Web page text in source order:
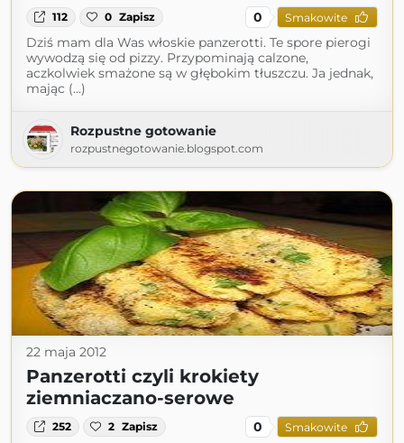
112 0 Zapisz 0 Smakowite
Dziś mam dla Was włoskie panzerotti. Te spore pierogi
wywodzą się od pizzy. Przypominają calzone,
aczkolwiek smażone są w głębokim tłuszczu. Ja jednak,
mając (...)
Rozpustne gotowanie
rozpustnegotowanie.blogspot.com
22 maja 2012
Panzerotti czyli krokiety
ziemniaczano-serowe
252 2 Zapisz 0 Smakowite